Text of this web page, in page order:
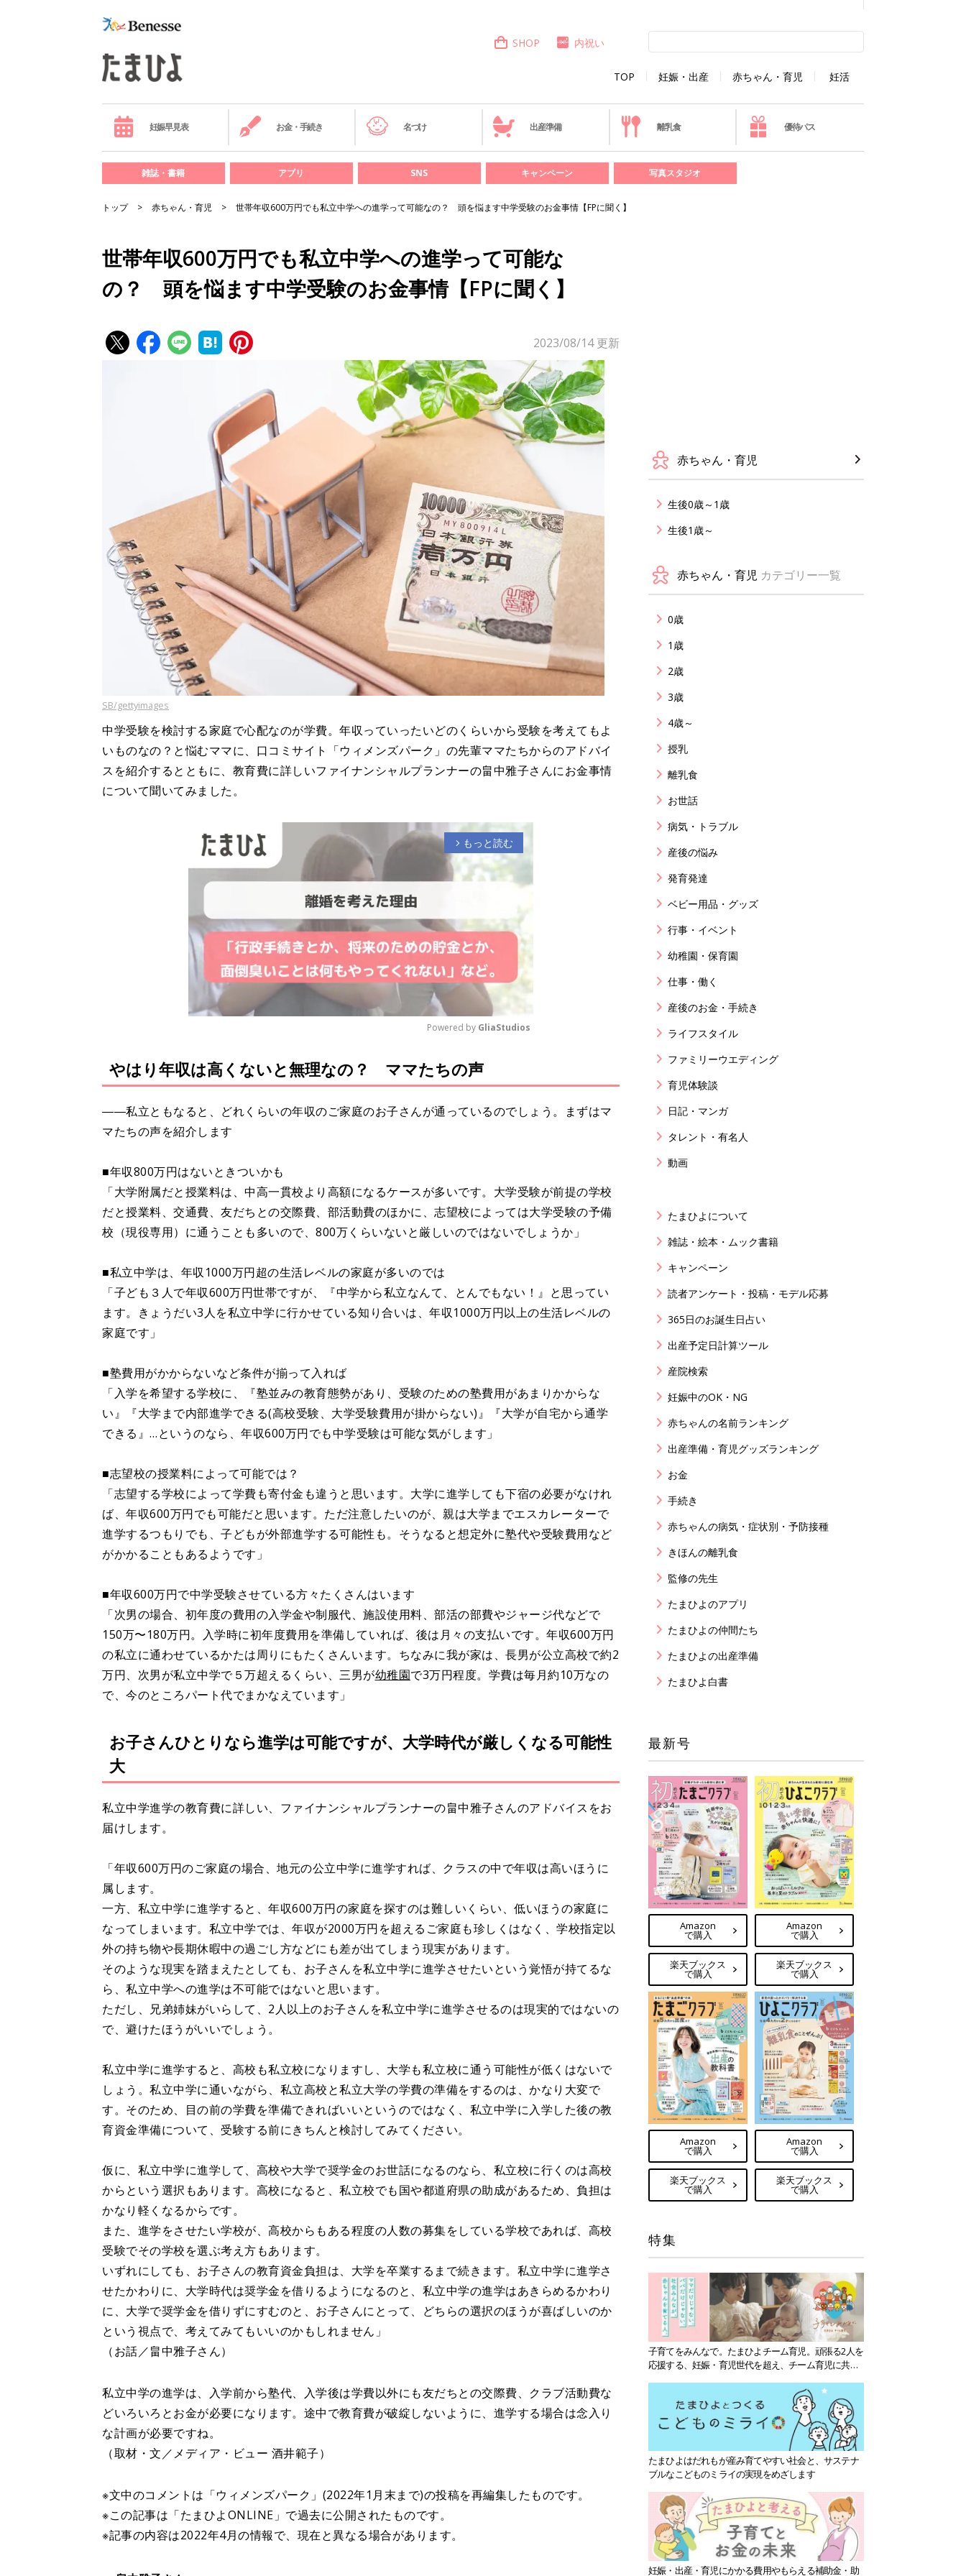
TOP 妊娠・出産 赤ちゃん・育児 妊活
SHOP 内祝い
妊娠早見表 お金・手続き 名づけ 出産準備 離乳食 優待パス
雑誌・書籍 アプリ SNS キャンペーン 写真スタジオ
トップ 赤ちゃん・育児 世帯年収600万円でも私立中学への進学って可能なの？ 頭を悩ます中学受験のお金事情【FPに聞く】
世帯年収600万円でも私立中学への進学って可能な
の？ 頭を悩ます中学受験のお金事情【FPに聞く】
2023/08/14更新
SB/gettyimages
中学受験を検討する家庭で心配なのが学費。年収っていったいどのくらいから受験を考えてもよ
いものなの？と悩むママに、口コミサイト「ウィメンズパーク」の先輩ママたちからのアドバイ
スを紹介するとともに、教育費に詳しいファイナンシャルプランナーの畠中雅子さんにお金事情
について聞いてみました。
arrow_forward_ios もっと読む
M
u
t
Powered by GliaStudios
やはり年収は高くないと無理なの？ ママたちの声
――私立ともなると、どれくらいの年収のご家庭のお子さんが通っているのでしょう。まずはマ
マたちの声を紹介します
■年収800万円はないときついかも
「大学附属だと授業料は、中高一貫校より高額になるケースが多いです。大学受験が前提の学校
だと授業料、交通費、友だちとの交際費、部活動費のほかに、志望校によっては大学受験の予備
校（現役専用）に通うことも多いので、800万くらいないと厳しいのではないでしょうか」
■私立中学は、年収1000万円超の生活レベルの家庭が多いのでは
「子ども３人で年収600万円世帯ですが、『中学から私立なんて、とんでもない！』と思ってい
ます。きょうだい3人を私立中学に行かせている知り合いは、年収1000万円以上の生活レベルの
家庭です」
■塾費用がかからないなど条件が揃って入れば
「入学を希望する学校に、『塾並みの教育態勢があり、受験のための塾費用があまりかからな
い』『大学まで内部進学できる(高校受験、大学受験費用が掛からない)』『大学が自宅から通学
できる』…というのなら、年収600万円でも中学受験は可能な気がします」
■志望校の授業料によって可能では？
「志望する学校によって学費も寄付金も違うと思います。大学に進学しても下宿の必要がなけれ
ば、年収600万円でも可能だと思います。ただ注意したいのが、親は大学までエスカレーターで
進学するつもりでも、子どもが外部進学する可能性も。そうなると想定外に塾代や受験費用など
がかかることもあるようです」
■年収600万円で中学受験させている方々たくさんはいます
「次男の場合、初年度の費用の入学金や制服代、施設使用料、部活の部費やジャージ代などで
150万〜180万円。入学時に初年度費用を準備していれば、後は月々の支払いです。年収600万円
の私立に通わせているかたは周りにもたくさんいます。ちなみに我が家は、長男が公立高校で約2
万円、次男が私立中学で５万超えるくらい、三男が幼稚園で3万円程度。学費は毎月約10万なの
で、今のところパート代でまかなえています」
お子さんひとりなら進学は可能ですが、大学時代が厳しくなる可能性
大
私立中学進学の教育費に詳しい、ファイナンシャルプランナーの畠中雅子さんのアドバイスをお
届けします。
「年収600万円のご家庭の場合、地元の公立中学に進学すれば、クラスの中で年収は高いほうに
属します。
一方、私立中学に進学すると、年収600万円の家庭を探すのは難しいくらい、低いほうの家庭に
なってしまいます。私立中学では、年収が2000万円を超えるご家庭も珍しくはなく、学校指定以
外の持ち物や長期休暇中の過ごし方などにも差が出てしまう現実があります。
そのような現実を踏まえたとしても、お子さんを私立中学に進学させたいという覚悟が持てるな
ら、私立中学への進学は不可能ではないと思います。
ただし、兄弟姉妹がいらして、2人以上のお子さんを私立中学に進学させるのは現実的ではないの
で、避けたほうがいいでしょう。
私立中学に進学すると、高校も私立校になりますし、大学も私立校に通う可能性が低くはないで
しょう。私立中学に通いながら、私立高校と私立大学の学費の準備をするのは、かなり大変で
す。そのため、目の前の学費を準備できればいいというのではなく、私立中学に入学した後の教
育資金準備について、受験する前にきちんと検討してみてください。
仮に、私立中学に進学して、高校や大学で奨学金のお世話になるのなら、私立校に行くのは高校
からという選択もあります。高校になると、私立校でも国や都道府県の助成があるため、負担は
かなり軽くなるからです。
また、進学をさせたい学校が、高校からもある程度の人数の募集をしている学校であれば、高校
受験でその学校を選ぶ考え方もあります。
いずれにしても、お子さんの教育資金負担は、大学を卒業するまで続きます。私立中学に進学さ
せたかわりに、大学時代は奨学金を借りるようになるのと、私立中学の進学はあきらめるかわり
に、大学で奨学金を借りずにすむのと、お子さんにとって、どちらの選択のほうが喜ばしいのか
という視点で、考えてみてもいいのかもしれません」
（お話／畠中雅子さん）
私立中学の進学は、入学前から塾代、入学後は学費以外にも友だちとの交際費、クラブ活動費な
どいろいろとお金が必要になります。途中で教育費が破綻しないように、進学する場合は念入り
な計画が必要ですね。
（取材・文／メディア・ビュー 酒井範子）
※文中のコメントは「ウィメンズパーク」(2022年1月末まで)の投稿を再編集したものです。
※この記事は「たまひよONLINE」で過去に公開されたものです。
※記事の内容は2022年4月の情報で、現在と異なる場合があります。
赤ちゃん・育児
生後0歳～1歳
生後1歳～
赤ちゃん・育児 カテゴリー一覧
0歳
1歳
2歳
3歳
4歳～
授乳
離乳食
お世話
病気・トラブル
産後の悩み
発育発達
ベビー用品・グッズ
行事・イベント
幼稚園・保育園
仕事・働く
産後のお金・手続き
ライフスタイル
ファミリーウエディング
育児体験談
日記・マンガ
タレント・有名人
動画
たまひよについて
雑誌・絵本・ムック書籍
キャンペーン
読者アンケート・投稿・モデル応募
365日のお誕生日占い
出産予定日計算ツール
産院検索
妊娠中のOK・NG
赤ちゃんの名前ランキング
出産準備・育児グッズランキング
お金
手続き
赤ちゃんの病気・症状別・予防接種
きほんの離乳食
監修の先生
たまひよのアプリ
たまひよの仲間たち
たまひよの出産準備
たまひよ白書
最新号
Amazon
で購入
楽天ブックス
で購入
Amazon
で購入
楽天ブックス
で購入
Amazon
で購入
楽天ブックス
で購入
Amazon
で購入
楽天ブックス
で購入
特集
子育てをみんなで。たまひよチーム育児。頑張る2人を
応援する、妊娠・育児世代を超え、チーム育児に共感
たまひよはだれもが産み育てやすい社会と、サステナ
ブルなこどものミライの実現をめざします
妊娠・出産・育児にかかる費用やもらえる補助金・助